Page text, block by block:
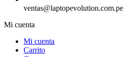
ventas@laptopevolution.com.pe
Mi cuenta
Mi cuenta
Carrito